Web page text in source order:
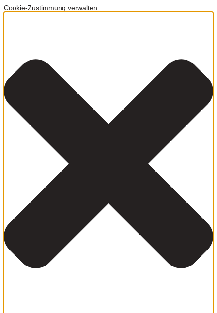
Cookie-Zustimmung verwalten